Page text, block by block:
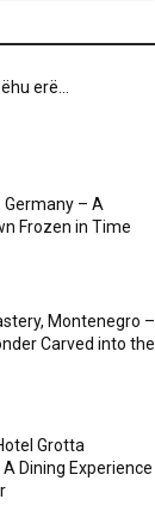
erë…
Germany – A
Frozen in Time
Montenegro –
Carved into the
Grotta
Dining Experience